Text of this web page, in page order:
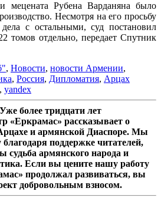
мецената Рубена Варданяна было
Несмотря на его просьбу
с остальными, суд постановил
томов отдельно, передает Спутник
, Новости, новости Армении,
, Россия, Дипломатия, Арцах
, yandex
более тридцати лет
«Еркрамас» рассказывает о
и армянской Диаспоре. Мы
поддержке читателей,
судьба армянского народа и
Если вы цените нашу работу
продолжал развиваться, вы
добровольным взносом.